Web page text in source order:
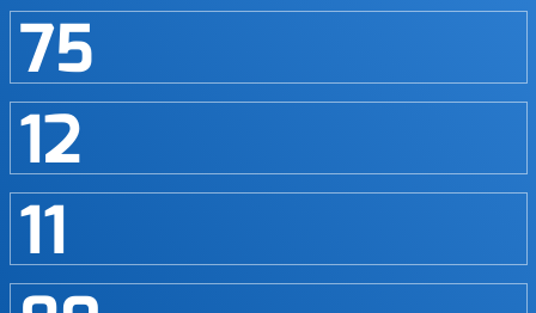
75
12
11